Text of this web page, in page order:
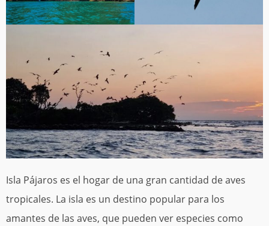
Isla Pájaros es el hogar de una gran cantidad de aves
tropicales. La isla es un destino popular para los
amantes de las aves, que pueden ver especies como